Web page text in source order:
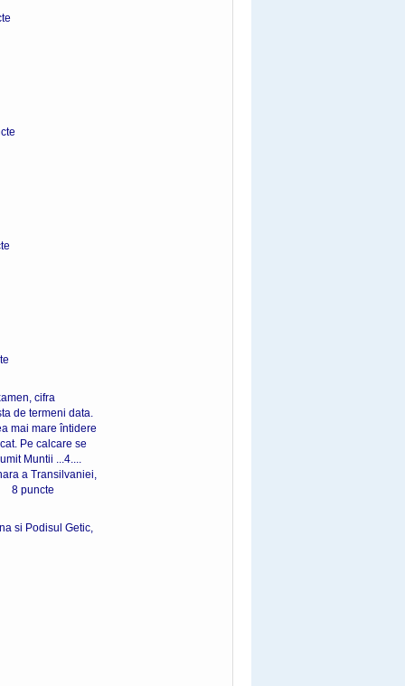
cifra
de termeni data.
mai mare întidere
Pe calcare se
Muntii ...4....
a Transilvaniei,
si Podisul Getic,